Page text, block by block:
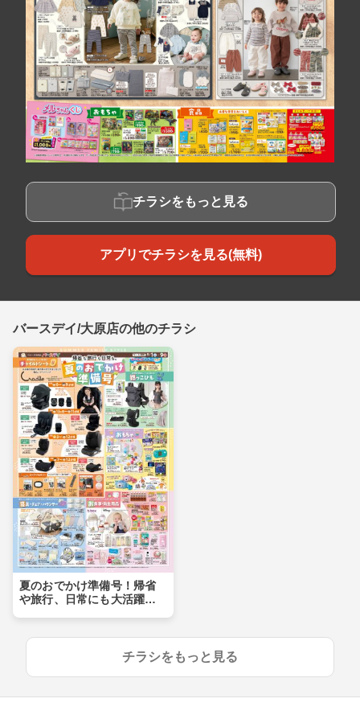
チラシをもっと見る
アプリでチラシを見る(無料)
バースデイ/大原店の他のチラシ
夏のおでかけ準備号！帰省
や旅行、日常にも大活躍ア
チラシをもっと見る